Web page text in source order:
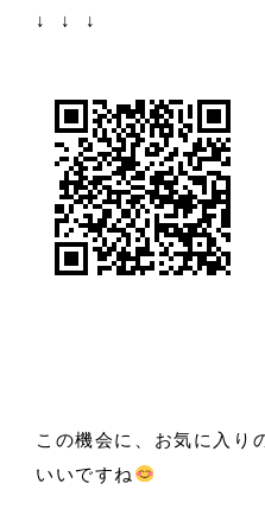
↓ ↓ ↓
この機会に、お気に入り
いいですね